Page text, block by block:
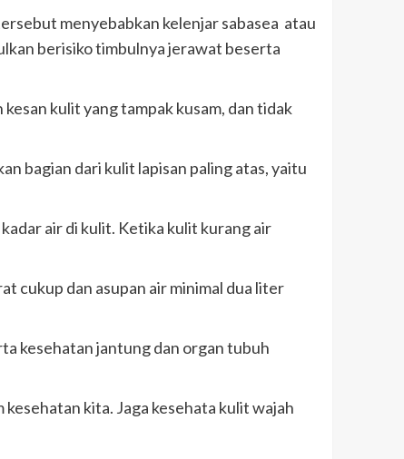
menyebabkan kelenjar sabasea atau
berisiko timbulnya jerawat beserta
kulit yang tampak kusam, dan tidak
bagian dari kulit lapisan paling atas, yaitu
air di kulit. Ketika kulit kurang air
cukup dan asupan air minimal dua liter
kesehatan jantung dan organ tubuh
kita. Jaga kesehata kulit wajah